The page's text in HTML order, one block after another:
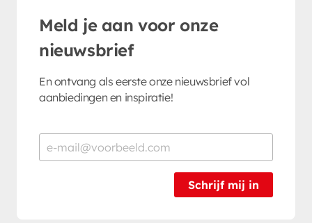
Meld je aan voor onze
nieuwsbrief
En ontvang als eerste onze nieuwsbrief vol
aanbiedingen en inspiratie!
Schrijf mij in